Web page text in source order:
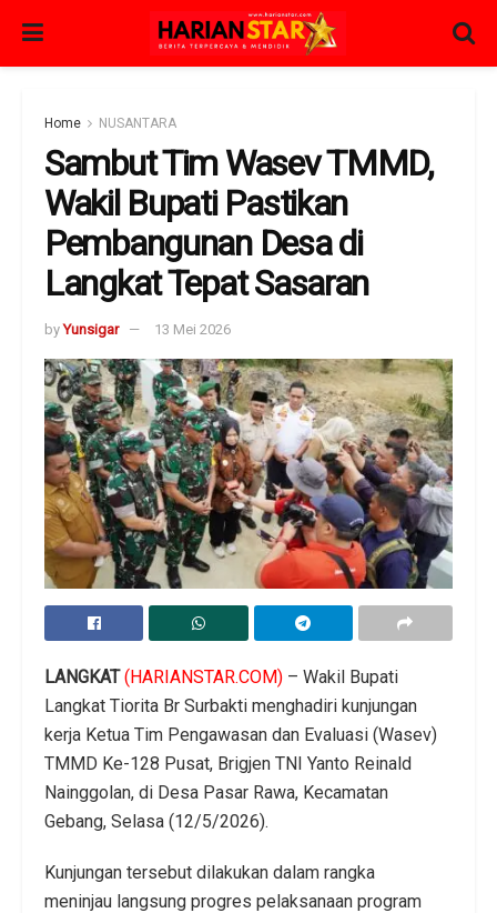
Home NUSANTARA
Sambut Tim Wasev TMMD,
Wakil Bupati Pastikan
Pembangunan Desa di
Langkat Tepat Sasaran
by Yunsigar 13 Mei 2026
LANGKAT(HARIANSTAR.COM) – Wakil Bupati
Langkat Tiorita Br Surbakti menghadiri kunjungan
kerja Ketua Tim Pengawasan dan Evaluasi (Wasev)
TMMD Ke-128 Pusat, Brigjen TNI Yanto Reinald
Nainggolan, di Desa Pasar Rawa, Kecamatan
Gebang, Selasa (12/5/2026).
Kunjungan tersebut dilakukan dalam rangka
meninjau langsung progres pelaksanaan program